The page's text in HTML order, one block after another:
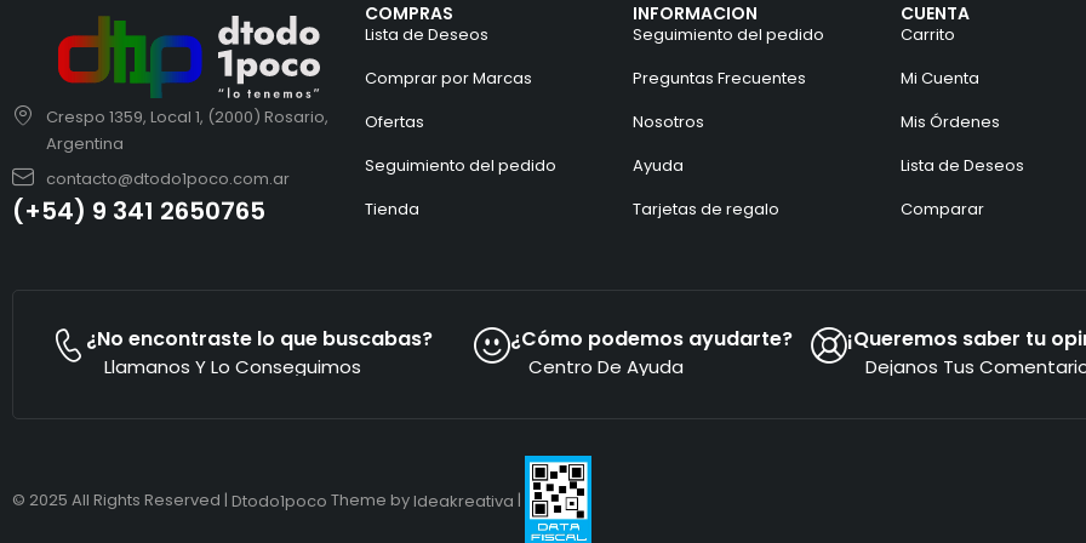
Crespo 1359, Local 1, (2000) Rosario,
Argentina
contacto@dtodo1poco.com.ar
(+54) 9 341 2650765
COMPRAS
Lista de Deseos
Comprar por Marcas
Ofertas
Seguimiento del pedido
Tienda
INFORMACION
Seguimiento del pedido
Preguntas Frecuentes
Nosotros
Ayuda
Tarjetas de regalo
CUENTA
Carrito
Mi Cuenta
Mis Órdenes
Lista de Deseos
Comparar
¿No encontraste lo que buscabas?
Llamanos Y Lo Conseguimos
¿Cómo podemos ayudarte?
Centro De Ayuda
¡Queremos saber tu
Dejanos Tus
© 2025 All Rights Reserved | Dtodo1poco Theme by Ideakreativa |